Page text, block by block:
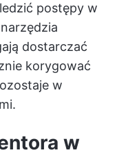
postępy w
dostarczać
korygować
w
w